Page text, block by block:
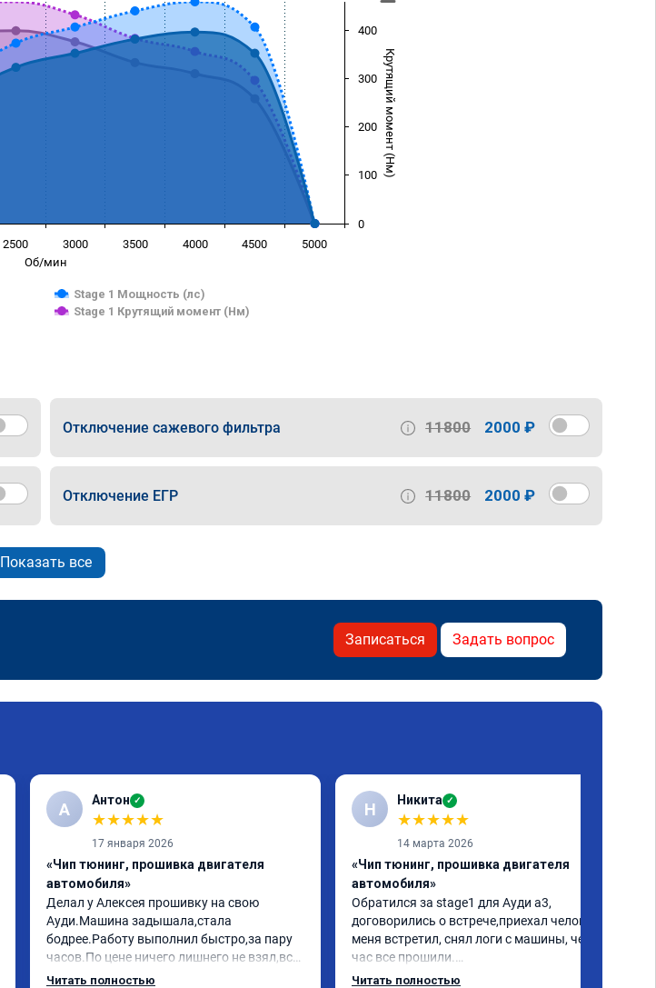
Об/мин
Крутящий момент (Нм)
Stage 1 Мощность (лс)
Stage 1 Крутящий момент (Нм)
2500 3000 3500 4000 4500 5000
0
100
200
300
400
Отключение сажевого фильтра 11800 2000 ₽
Отключение ЕГР 11800 2000 ₽
Показать все
Записаться Задать вопрос
А Антон ✓
★★★★★
17 января 2026
«Чип тюнинг, прошивка двигателя
автомобиля»
Делал у Алексея прошивку на свою
Ауди.Машина задышала,стала
бодрее.Работу выполнил быстро,за пару
часов.По цене ничего лишнего не взял,всё
как договаривались заранее.После
Читать полностью
Н Никита ✓
★★★★★
14 марта 2026
«Чип тюнинг, прошивка двигателя
автомобиля»
Обратился за stage1 для Ауди а3,
договорились о встрече,приехал человек
меня встретил, снял логи с машины, через
час все прошили.
Арман спасибо тебе огромное, машинка по
Читать полностью